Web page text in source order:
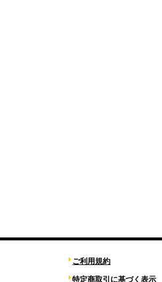
ご利用規約
特定商取引に基づく表示